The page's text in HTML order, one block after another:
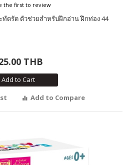
the first to review
ดรัด ตัวช่วยสำหรับฝึกอ่าน ฝึกท่อง 44
THB
Add to Cart
Add to Compare